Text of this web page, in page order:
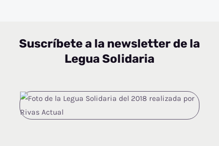
Suscríbete a la newsletter de la
Legua Solidaria